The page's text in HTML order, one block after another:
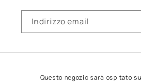
Indirizzo email
Questo negozio sarà ospitato su